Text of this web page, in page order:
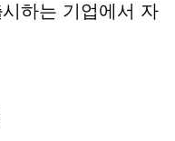
하는 기업에서 자